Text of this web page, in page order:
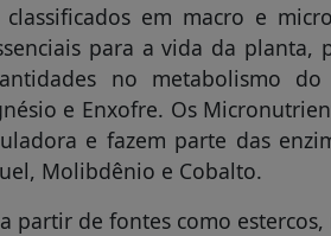
em macro e
para a vida da planta,
no metabolismo
e Enxofre. Os
e fazem parte das
Molibdênio e Cobalto.
partir de fontes como